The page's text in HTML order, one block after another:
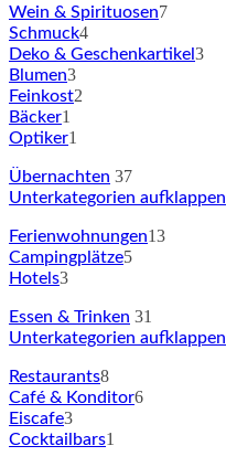
Wein & Spirituosen7
Schmuck4
Deko & Geschenkartikel 3
Blumen3
Feinkost2
Bäcker1
Optiker1
Übernachten 37
Unterkategorien aufklappen
Ferienwohnungen13
Campingplätze5
Hotels3
Essen & Trinken 31
Unterkategorien aufklappen
Restaurants8
Café & Konditor6
Eiscafe3
Cocktailbars1